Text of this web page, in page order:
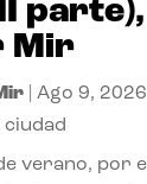
Mir
|Ago 9, 2026
ciudad
verano, por